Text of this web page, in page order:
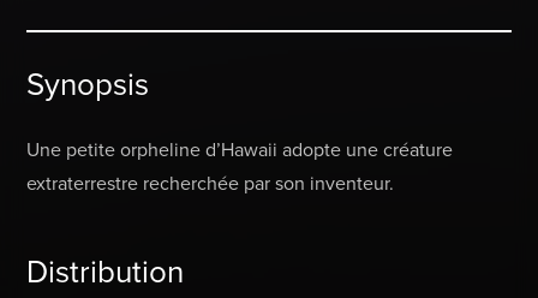
Synopsis
Une petite orpheline d’Hawaii adopte une créature
extraterrestre recherchée par son inventeur.
Distribution